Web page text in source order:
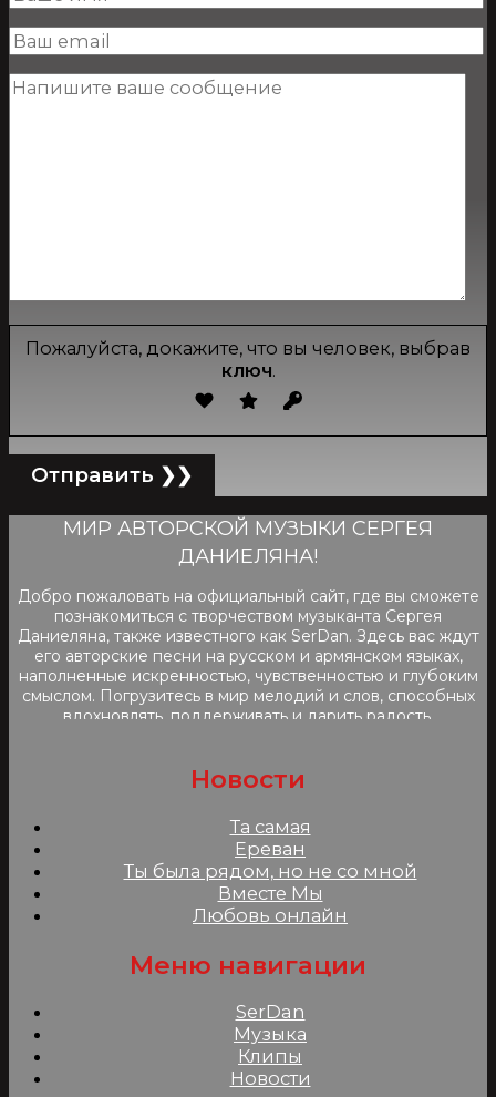
Пожалуйста, докажите, что вы человек, выбрав
ключ.
МИР АВТОРСКОЙ МУЗЫКИ СЕРГЕЯ
ДАНИЕЛЯНА!
Добро пожаловать на официальный сайт, где вы сможете
познакомиться с творчеством музыканта Сергея
Даниеляна, также известного как SerDan. Здесь вас ждут
его авторские песни на русском и армянском языках,
наполненные искренностью, чувственностью и глубоким
смыслом. Погрузитесь в мир мелодий и слов, способных
вдохновлять, поддерживать и дарить радость.
Новости
Та самая
Ереван
Ты была рядом, но не со мной
Вместе Мы
Любовь онлайн
Меню навигации
SerDan
Музыка
Клипы
Новости